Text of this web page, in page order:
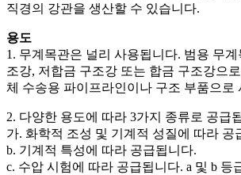
직경의 강관을 생산할 수 있습니다.
용도
1. 무계목관은 널리 사용됩니다. 범용 무
조강, 저합금 구조강 또는 합금 구조강으
체 수송용 파이프라인이나 구조 부품으로
2. 다양한 용도에 따라 3가지 종류로 공급
가. 화학적 조성 및 기계적 성질에 따라 공
b. 기계적 특성에 따라 공급됩니다.
c. 수압 시험에 따라 공급됩니다. a 및 b 등